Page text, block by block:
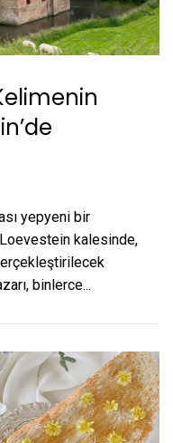
10 Yolu
10 Şarkı
yepyeni bir
kalesinde,
binlerce...